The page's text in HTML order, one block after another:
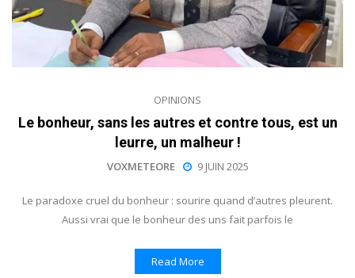
OPINIONS
Le bonheur, sans les autres et contre tous, est un
leurre, un malheur !
VOXMETEORE 9 JUIN 2025
Le paradoxe cruel du bonheur : sourire quand d’autres pleurent.
Aussi vrai que le bonheur des uns fait parfois le
Read More